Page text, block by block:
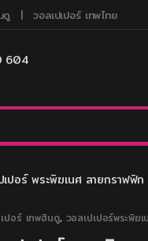
ดู วอลเปเปอร์ เทพไทย
604
เปอร์ พระพิฆเนศ ลายกราฟฟิก
ปอร์ เทพฮินดู, วอลเปเปอร์พระพิฆเ